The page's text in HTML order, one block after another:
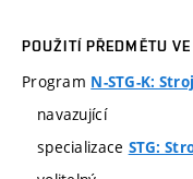
POUŽITÍ PŘEDMĚTU
Program N-STG-K:
navazující
specializace STG: